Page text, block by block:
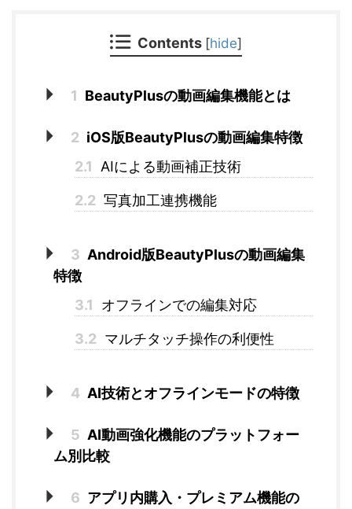
Contents [hide]
1 BeautyPlusの動画編集機能とは
2 iOS版BeautyPlusの動画編集特徴
2.1
AIによる動画補正技術
2.2 写真加工連携機能
3 Android版BeautyPlusの動画編集
特徴
3.1
オフラインでの編集対応
3.2 マルチタッチ操作の利便性
4 AI技術とオフラインモードの特徴
5 AI動画強化機能のプラットフォー
ム別比較
6 アプリ内購入・プレミアム機能の